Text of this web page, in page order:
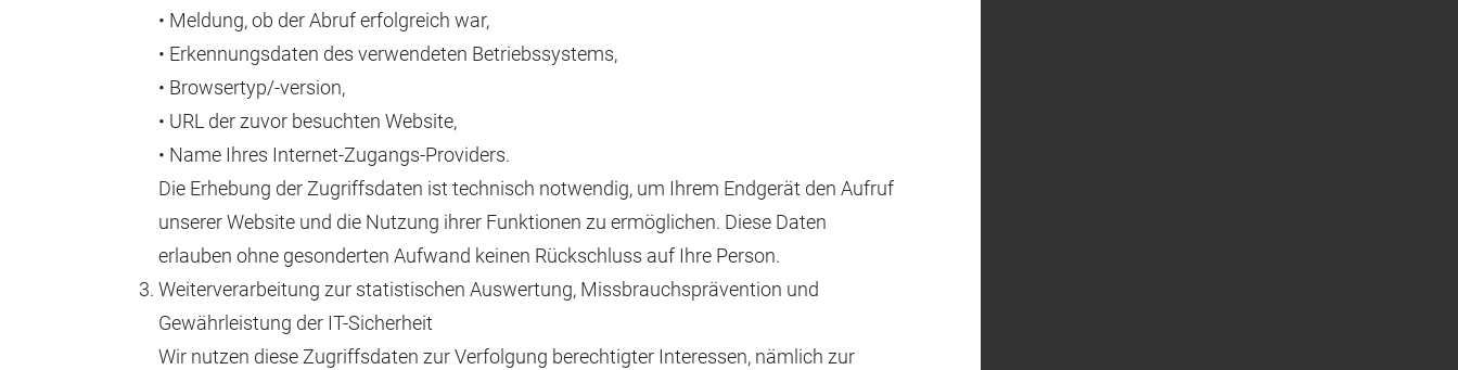
• Meldung, ob der Abruf erfolgreich war,
• Erkennungsdaten des verwendeten Betriebssystems,
• Browsertyp/-version,
• URL der zuvor besuchten Website,
• Name Ihres Internet-Zugangs-Providers.
Die Erhebung der Zugriffsdaten ist technisch notwendig, um Ihrem Endgerät den Aufruf
unserer Website und die Nutzung ihrer Funktionen zu ermöglichen. Diese Daten
erlauben ohne gesonderten Aufwand keinen Rückschluss auf Ihre Person.
Weiterverarbeitung zur statistischen Auswertung, Missbrauchsprävention und
Gewährleistung der IT-Sicherheit
Wir nutzen diese Zugriffsdaten zur Verfolgung berechtigter Interessen, nämlich zur